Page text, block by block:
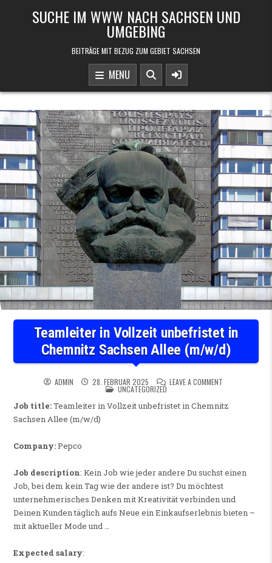
SUCHE IM WWW NACH SACHSEN UND
UMGEBING
BEITRÄGE MIT BEZUG ZUM GEBIET SACHSEN
MENU
Teamleiter in Vollzeit unbefristet in
Chemnitz Sachsen Allee (m/w/d)
ADMIN 28. FEBRUAR 2025 LEAVE A COMMENTON TEAMLEITER
POSTED IN
UNCATEGORIZED
Job title:Teamleiter in Vollzeit unbefristet in Chemnitz
Sachsen Allee (m/w/d)
Company:Pepco
Job description: Kein Job wie jeder andere Du suchst einen
Job, bei dem kein Tag wie der andere ist? Du möchtest
unternehmerisches Denken mit Kreativität verbinden und
Deinen Kunden täglich aufs Neue ein Einkaufserlebnis bieten –
mit aktueller Mode und …
Expected salary: